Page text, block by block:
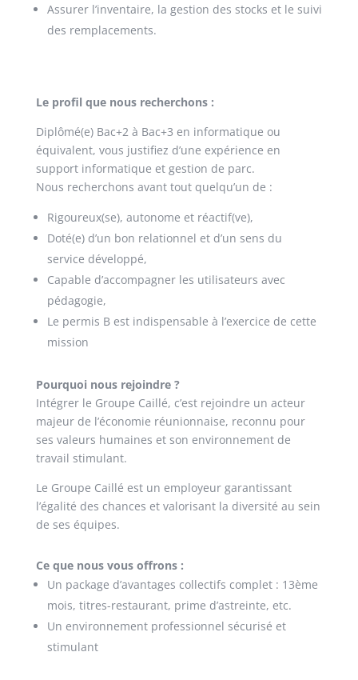
Assurer l’inventaire, la gestion des stocks et le suivi
des remplacements.
Le profil que nous recherchons :
Diplômé(e) Bac+2 à Bac+3 en informatique ou
équivalent, vous justifiez d’une expérience en
support informatique et gestion de parc.
Nous recherchons avant tout quelqu’un de :
Rigoureux(se), autonome et réactif(ve),
Doté(e) d’un bon relationnel et d’un sens du
service développé,
Capable d’accompagner les utilisateurs avec
pédagogie,
Le permis B est indispensable à l’exercice de cette
mission
Pourquoi nous rejoindre ?
Intégrer le Groupe Caillé, c’est rejoindre un acteur
majeur de l’économie réunionnaise, reconnu pour
ses valeurs humaines et son environnement de
travail stimulant.
Le Groupe Caillé est un employeur garantissant
l’égalité des chances et valorisant la diversité au sein
de ses équipes.
Ce que nous vous offrons :
Un package d’avantages collectifs complet : 13ème
mois, titres-restaurant, prime d’astreinte, etc.
Un environnement professionnel sécurisé et
stimulant